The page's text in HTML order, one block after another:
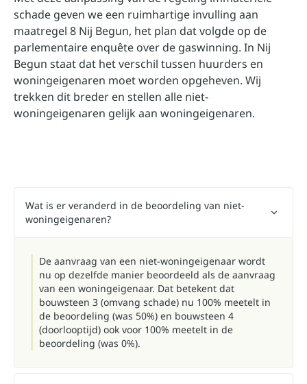
schade geven we een ruimhartige invulling aan
maatregel 8 Nij Begun, het plan dat volgde op de
parlementaire enquête over de gaswinning. In Nij
Begun staat dat het verschil tussen huurders en
woningeigenaren moet worden opgeheven. Wij
trekken dit breder en stellen alle niet-
woningeigenaren gelijk aan woningeigenaren.
Wat is er veranderd in de beoordeling van niet-
woningeigenaren?
De aanvraag van een niet-woningeigenaar wordt
nu op dezelfde manier beoordeeld als de aanvraag
van een woningeigenaar. Dat betekent dat
bouwsteen 3 (omvang schade) nu 100% meetelt in
de beoordeling (was 50%) en bouwsteen 4
(doorlooptijd) ook voor 100% meetelt in de
beoordeling (was 0%).